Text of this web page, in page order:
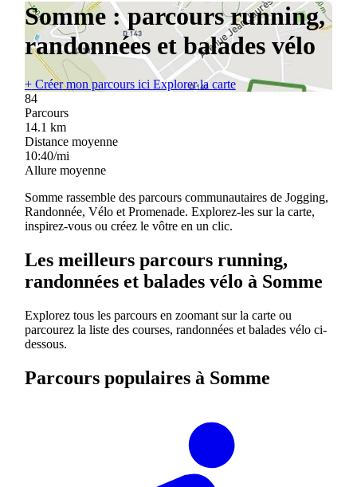
Somme : parcours running,
randonnées et balades vélo
+Créer mon parcours ici Explorer la carte
84
Parcours
14.1 km
Distance moyenne
10:40/mi
Allure moyenne
Somme rassemble des parcours communautaires de Jogging,
Randonnée, Vélo et Promenade. Explorez-les sur la carte,
inspirez-vous ou créez le vôtre en un clic.
Les meilleurs parcours running,
randonnées et balades vélo à Somme
Explorez tous les parcours en zoomant sur la carte ou
parcourez la liste des courses, randonnées et balades vélo ci-
dessous.
Parcours populaires à Somme